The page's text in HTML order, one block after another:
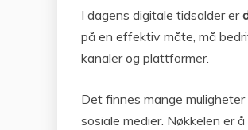
I dagens digitale tidsalder er
på en effektiv måte, må
kanaler og plattformer.
Det finnes mange muligheter
sosiale medier. Nøkkelen er